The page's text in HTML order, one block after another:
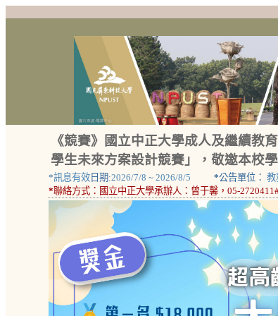
《競賽》國立中正大學成人及繼續教
學生未來方案設計競賽」，敬邀本校
*訊息有效日期:2026/7/8 ~ 2026/8/5 *公告單位： 教
*聯絡方式： 國立中正大學承辦人：曾于馨，05-